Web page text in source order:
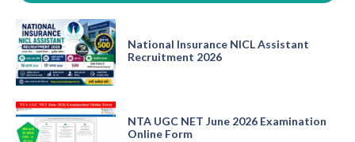
National Insurance NICL Assistant
Recruitment 2026
NTA UGC NET June 2026 Examination
Online Form